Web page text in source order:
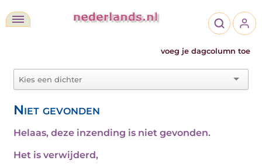
voeg je dagcolumn toe
Niet gevonden
Helaas, deze inzending is niet gevonden.
Het is verwijderd,